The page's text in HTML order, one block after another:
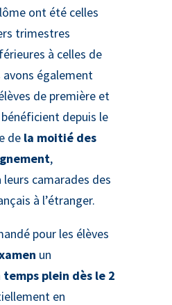
ont été celles
trimestres
à celles de
avons également
de première et
depuis le
de la moitié des
,
camarades des
à l’étranger.
pour les élèves
un
temps plein dès le 2
en